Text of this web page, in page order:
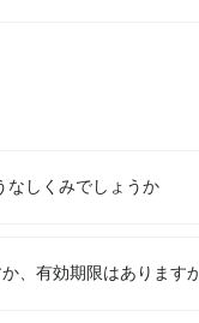
なしくみでしょうか
、有効期限はあります